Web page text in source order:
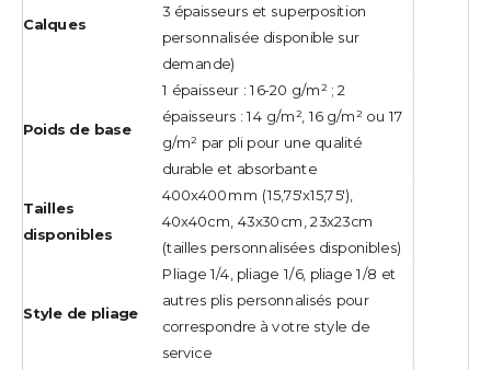
Calques
3 épaisseurs et superposition
personnalisée disponible sur
demande)
Poids de base
1 épaisseur : 16-20 g/m² ; 2
épaisseurs : 14 g/m², 16 g/m² ou 17
g/m² par pli pour une qualité
durable et absorbante
Tailles
disponibles
400x400mm (15,75'x15,75'),
40x40cm, 43x30cm, 23x23cm
(tailles personnalisées disponibles)
Style de pliage
Pliage 1/4, pliage 1/6, pliage 1/8 et
autres plis personnalisés pour
correspondre à votre style de
service